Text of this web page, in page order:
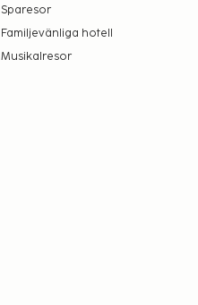
Sparesor
Familjevänliga hotell
Musikalresor